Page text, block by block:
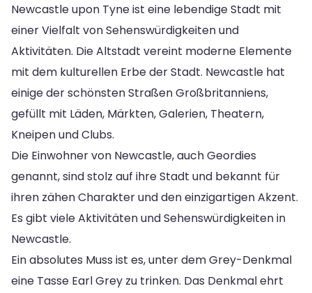
Newcastle upon Tyne ist eine lebendige Stadt mit
einer Vielfalt von Sehenswürdigkeiten und
Aktivitäten. Die Altstadt vereint moderne Elemente
mit dem kulturellen Erbe der Stadt. Newcastle hat
einige der schönsten Straßen Großbritanniens,
gefüllt mit Läden, Märkten, Galerien, Theatern,
Kneipen und Clubs.
Die Einwohner von Newcastle, auch Geordies
genannt, sind stolz auf ihre Stadt und bekannt für
ihren zähen Charakter und den einzigartigen Akzent.
Es gibt viele Aktivitäten und Sehenswürdigkeiten in
Newcastle.
Ein absolutes Muss ist es, unter dem Grey-Denkmal
eine Tasse Earl Grey zu trinken. Das Denkmal ehrt